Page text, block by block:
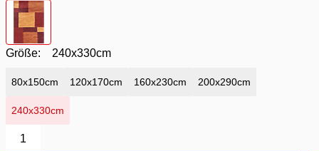
Farbton
Größe: 240x330cm
80x150cm 120x170cm 160x230cm 200x290cm
240x330cm
1